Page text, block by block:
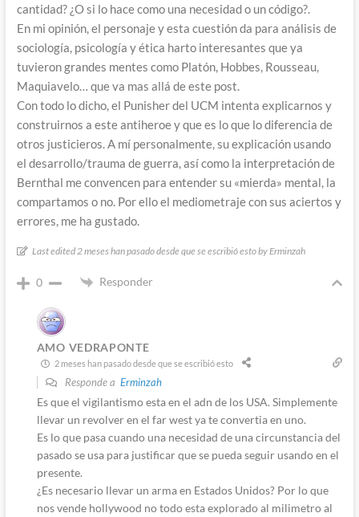
cantidad? ¿O si lo hace como una necesidad o un código?.
En mi opinión, el personaje y esta cuestión da para análisis de
sociología, psicología y ética harto interesantes que ya
tuvieron grandes mentes como Platón, Hobbes, Rousseau,
Maquiavelo… que va mas allá de este post.
Con todo lo dicho, el Punisher del UCM intenta explicarnos y
construirnos a este antiheroe y que es lo que lo diferencia de
otros justicieros. A mí personalmente, su explicación usando
el desarrollo/trauma de guerra, así como la interpretación de
Bernthal me convencen para entender su «mierda» mental, la
compartamos o no. Por ello el mediometraje con sus aciertos y
errores, me ha gustado.
Last edited 2 meses han pasado desde que se escribió esto by Erminzah
0 Responder
AMO VEDRAPONTE
2 meses han pasado desde que se escribió esto
Responde a Erminzah
Es que el vigilantismo esta en el adn de los USA. Simplemente
llevar un revolver en el far west ya te convertia en uno.
Es lo que pasa cuando una necesidad de una circunstancia del
pasado se usa para justificar que se pueda seguir usando en el
presente.
¿Es necesario llevar un arma en Estados Unidos? Por lo que
nos vende hollywood no todo esta explorado al milimetro al